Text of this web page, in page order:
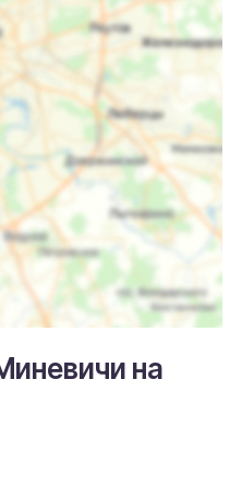
на